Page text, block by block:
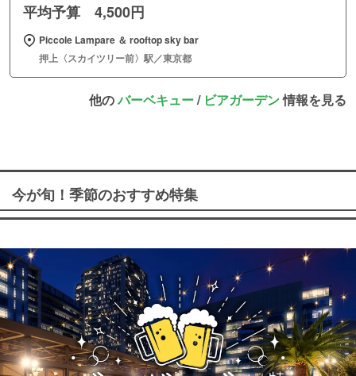
平均予算 4,500円
Piccole Lampare ＆ rooftop sky bar
押上〈スカイツリー前〉駅／東京都
他のバーベキュー/ ビアガーデン情報を見る
今が旬！季節のおすすめ特集